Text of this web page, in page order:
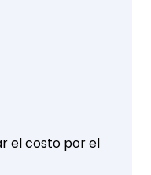
el costo por el